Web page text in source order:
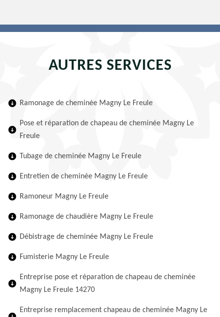
AUTRES SERVICES
Ramonage de cheminée Magny Le Freule
Pose et réparation de chapeau de cheminée Magny Le
Freule
Tubage de cheminée Magny Le Freule
Entretien de cheminée Magny Le Freule
Ramoneur Magny Le Freule
Ramonage de chaudière Magny Le Freule
Débistrage de cheminée Magny Le Freule
Fumisterie Magny Le Freule
Entreprise pose et réparation de chapeau de cheminée
Magny Le Freule 14270
Entreprise remplacement chapeau de cheminée Magny Le